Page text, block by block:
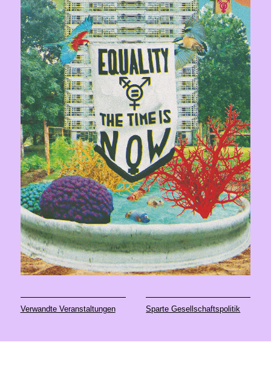
Verwandte Veranstaltungen Sparte Gesellschaftspolitik